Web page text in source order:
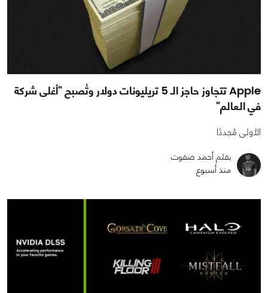
Apple تتجاوز حاجز الـ 5 تريليونات دولار وتُصبح "أغلى شركة
في العالم"
الأولى مُجددًا
بقلم أحمد صفوت
منذ أسبوع